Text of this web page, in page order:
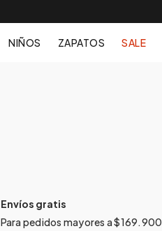
NIÑOS ZAPATOS SALE
Envíos gratis
Para pedidos mayores a $169.900